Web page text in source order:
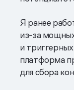
Я ранее
из-за
и
платформа
для сбора